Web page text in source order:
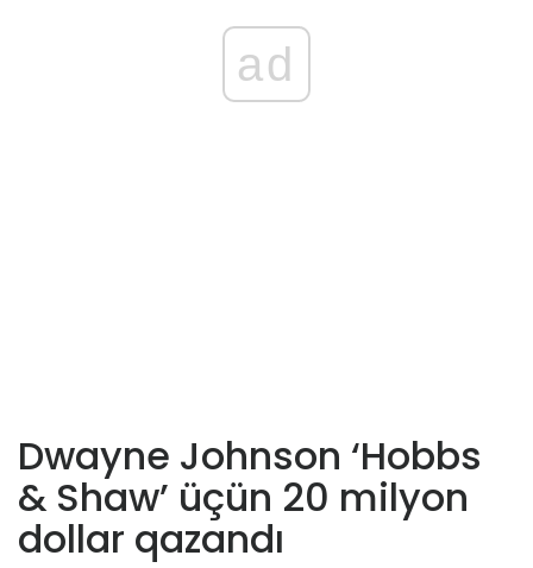
ad
Dwayne Johnson ‘Hobbs
& Shaw’ üçün 20 milyon
dollar qazandı